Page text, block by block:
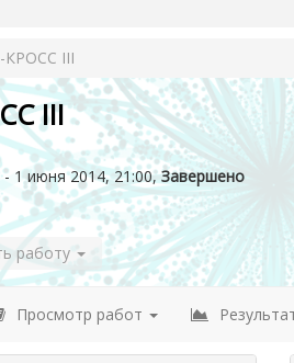
III
III
- 1 июня 2014, 21:00,Завершено
работу
Просмотр работ